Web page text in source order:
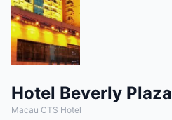
Hotel Beverly Plaza
Macau CTS Hotel